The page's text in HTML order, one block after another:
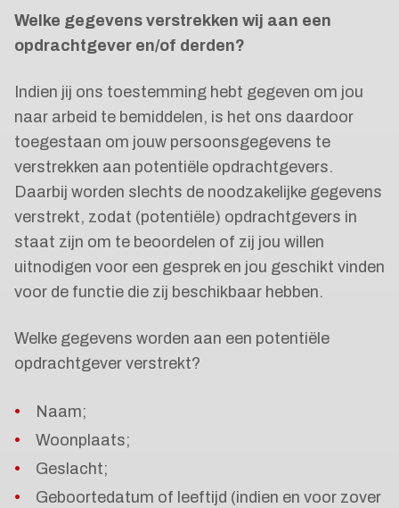
Welke gegevens verstrekken wij aan een
opdrachtgever en/of derden?
Indien jij ons toestemming hebt gegeven om jou
naar arbeid te bemiddelen, is het ons daardoor
toegestaan om jouw persoonsgegevens te
verstrekken aan potentiële opdrachtgevers.
Daarbij worden slechts de noodzakelijke gegevens
verstrekt, zodat (potentiële) opdrachtgevers in
staat zijn om te beoordelen of zij jou willen
uitnodigen voor een gesprek en jou geschikt vinden
voor de functie die zij beschikbaar hebben.
Welke gegevens worden aan een potentiële
opdrachtgever verstrekt?
Naam;
Woonplaats;
Geslacht;
Geboortedatum of leeftijd (indien en voor zover